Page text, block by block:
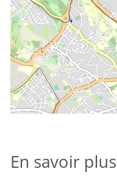
En savoir plus